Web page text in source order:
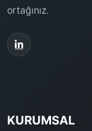
ortağınız.
KURUMSAL